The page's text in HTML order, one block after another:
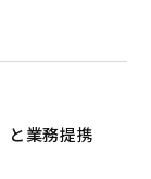
と業務提携